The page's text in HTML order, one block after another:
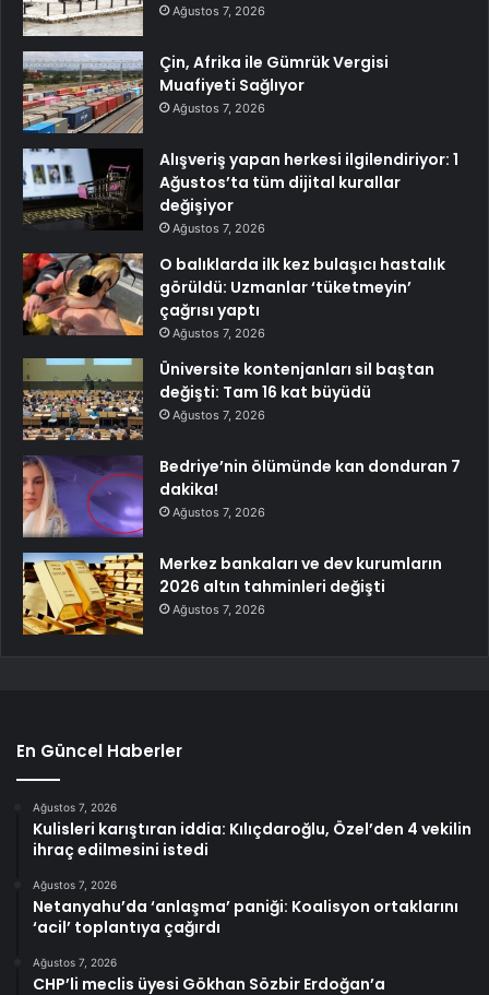
Ağustos 7, 2026
Çin, Afrika ile Gümrük Vergisi
Muafiyeti Sağlıyor
Ağustos 7, 2026
Alışveriş yapan herkesi ilgilendiriyor: 1
Ağustos’ta tüm dijital kurallar
değişiyor
Ağustos 7, 2026
O balıklarda ilk kez bulaşıcı hastalık
görüldü: Uzmanlar ‘tüketmeyin’
çağrısı yaptı
Ağustos 7, 2026
Üniversite kontenjanları sil baştan
değişti: Tam 16 kat büyüdü
Ağustos 7, 2026
Bedriye’nin ölümünde kan donduran 7
dakika!
Ağustos 7, 2026
Merkez bankaları ve dev kurumların
2026 altın tahminleri değişti
Ağustos 7, 2026
En Güncel Haberler
Ağustos 7, 2026
Kulisleri karıştıran iddia: Kılıçdaroğlu, Özel’den 4 vekilin
ihraç edilmesini istedi
Ağustos 7, 2026
Netanyahu’da ‘anlaşma’ paniği: Koalisyon ortaklarını
‘acil’ toplantıya çağırdı
Ağustos 7, 2026
CHP’li meclis üyesi Gökhan Sözbir Erdoğan’a